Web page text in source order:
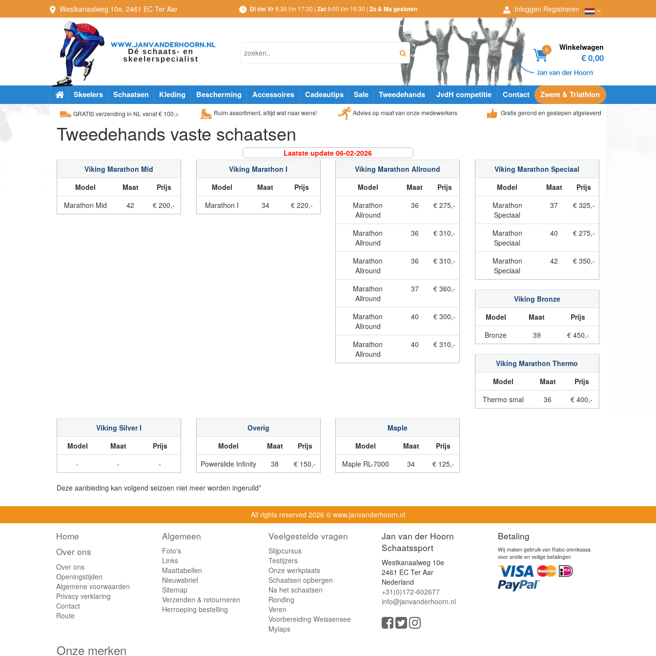
Westkanaalweg 10e, 2461 EC Ter Aar Di t/m Vr9:30 t/m 17:30 | Zat9:00 t/m 16:30 | Zo & Ma gesloten Inloggen Registreren
0 Winkelwagen
€ 0,00
Skeelers Schaatsen Kleding Bescherming Accessoires Cadeautips Sale Tweedehands JvdH competitie Contact Zwem & Triathlon
GRATIS verzending in NL vanaf € 100,= Ruim assortiment, altijd wat naar wens! Advies op maat van onze medewerkers Gratis gerond en geslepen afgeleverd
Tweedehands vaste schaatsen
Laatste update 06-02-2026
Viking Marathon Mid
Model
Maat
Prijs
Marathon Mid
42 € 200,-
Viking Marathon I
Model
Maat
Prijs
Marathon I
34 € 220,-
Viking Marathon Allround
Model
Maat
Prijs
Marathon
Allround
36 € 275,-
Marathon
Allround
36 € 310,-
Marathon
Allround
36 € 310,-
Marathon
Allround
37 € 360,-
Marathon
Allround
40 € 300,-
Marathon
Allround
40 € 310,-
Viking Marathon Speciaal
Model
Maat
Prijs
Marathon
Speciaal
37 € 325,-
Marathon
Speciaal
40 € 275,-
Marathon
Speciaal
42 € 350,-
Viking Bronze
Model
Maat
Prijs
Bronze
39 € 450,-
Viking Marathon Thermo
Model
Maat
Prijs
Thermo smal
36 € 400,-
Viking Silver I
Model
Maat
Prijs
-
- -
Overig
Model
Maat
Prijs
Powerslide Infinity
38 € 150,-
Maple
Model
Maat
Prijs
Maple RL-7000
34 € 125,-
Deze aanbieding kan volgend seizoen niet meer worden ingeruild*
All rights reserved 2026 © www.janvanderhoorn.nl
Home
Over ons
Over ons
Openingstijden
Algemene voorwaarden
Privacy verklaring
Contact
Route
Algemeen
Foto's
Links
Maattabellen
Nieuwsbrief
Sitemap
Verzenden & retourneren
Herroeping bestelling
Veelgestelde vragen
Slijpcursus
Testijzers
Onze werkplaats
Schaatsen opbergen
Na het schaatsen
Ronding
Veren
Voorbereiding Weissensee
Mylaps
Jan van der Hoorn
Schaatssport
Westkanaalweg 10e
2461 EC Ter Aar
Nederland
+31(0)172-602677
info@janvanderhoorn.nl
Betaling
Wij maken gebruik van Rabo omnikassa
voor snelle en veilige betalingen
Onze merken